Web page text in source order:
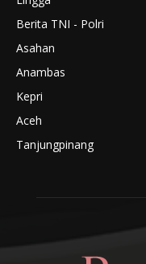
Berita TNI - Polri
Asahan
Anambas
Kepri
Aceh
Tanjungpinang